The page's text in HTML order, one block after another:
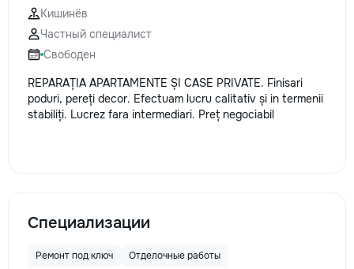
Кишинёв
Частный специалист
Свободен
REPARAȚIA APARTAMENTE ȘI CASE PRIVATE. Finisari
poduri, pereți decor. Efectuam lucru calitativ și in termenii
stabiliți. Lucrez fara intermediari. Preț negociabil
Специализации
Ремонт под ключ Отделочные работы